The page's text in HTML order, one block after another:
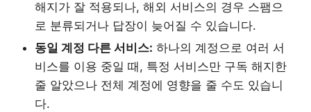
해지가 잘 적용되나, 해외 서비스의 경우 스팸으
로 분류되거나 답장이 늦어질 수 있습니다.
동일 계정 다른 서비스: 하나의 계정으로 여러 서
비스를 이용 중일 때, 특정 서비스만 구독 해지한
줄 알았으나 전체 계정에 영향을 줄 수도 있습니
다.